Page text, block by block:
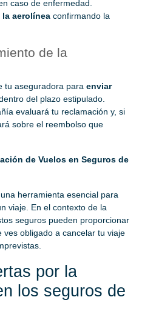
caso de enfermedad.
aerolínea confirmando la
de la
tu aseguradora para enviar
del plazo estipulado.
evaluará tu reclamación y, si
sobre el reembolso que
de Vuelos en Seguros de
herramienta esencial para
viaje. En el contexto de la
seguros pueden proporcionar
ves obligado a cancelar tu viaje
por la
los seguros de